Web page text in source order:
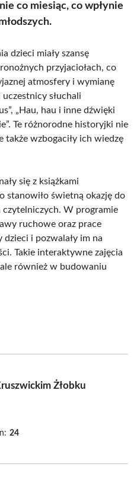
co miesiąc, co wpłynie
dzieci miały szansę
przyjaciołach, co
atmosfery i wymianę
słuchali
„Hau, hau i inne dźwięki
Te różnorodne historyjki nie
także wzbogaciły ich wiedzę
się z książkami
stanowiło świetną okazję do
W programie
ruchowe oraz prace
dzieci i pozwalały im na
Takie interaktywne zajęcia
również w budowaniu
Żłobku
24